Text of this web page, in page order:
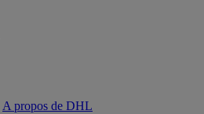
A propos de DHL